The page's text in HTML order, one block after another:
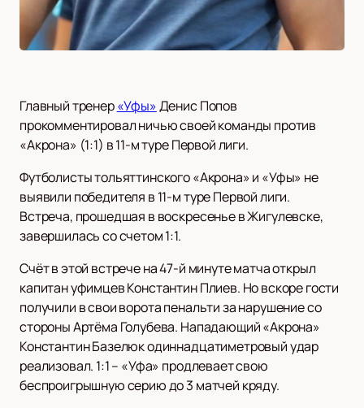
Главный тренер«Уфы»Денис Попов
прокомментировал ничью своей команды против
«Акрона» (1:1) в 11-м туре Первой лиги.
Футболисты тольяттинского «Акрона» и «Уфы» не
выявили победителя в 11-м туре Первой лиги.
Встреча, прошедшая в воскресенье в Жигулевске,
завершилась со счетом 1:1.
Счёт в этой встрече на 47-й минуте матча открыл
капитан уфимцев Константин Плиев. Но вскоре гости
получили в свои ворота пенальти за нарушение со
стороны Артёма Голубева. Нападающий «Акрона»
Константин Базелюк одиннадцатиметровый удар
реализовал. 1:1 – «Уфа» продлевает свою
беспроигрышную серию до 3 матчей кряду.